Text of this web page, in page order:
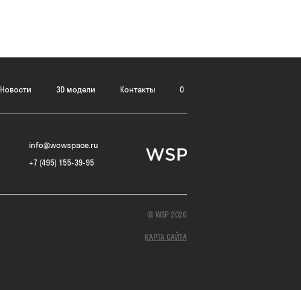
Новости 3D модели Контакты 0
info@wowspace.ru
+7 (495) 155-39-95
© WSP 2026
КАРТА САЙТА